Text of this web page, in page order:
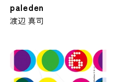
paleden
渡辺 真司